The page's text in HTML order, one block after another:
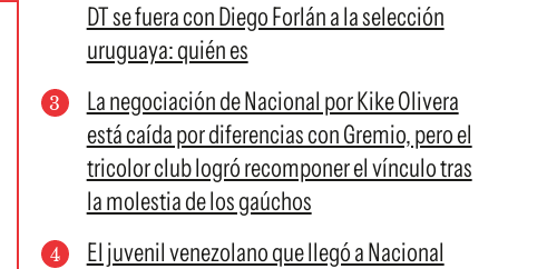
DT se fuera con Diego Forlán a la selección
uruguaya: quién es
La negociación de Nacional por Kike Olivera
está caída por diferencias con Gremio, pero el
tricolor club logró recomponer el vínculo tras
la molestia de los gaúchos
El juvenil venezolano que llegó a Nacional